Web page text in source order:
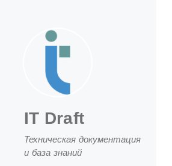
IT Draft
Техническая документация
и база знаний